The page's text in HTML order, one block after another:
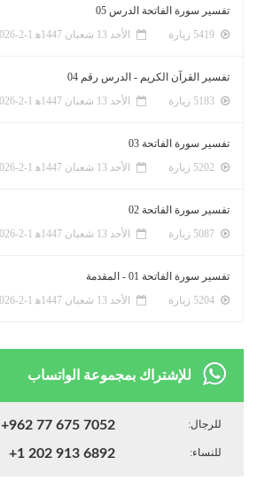
تفسير سورة الفاتحة الدرس 05
الأحد 13 شعبان 1447ﻫ 1-2-2026م
تفسير القرآن الكريم - الدرس رقم 04
الأحد 13 شعبان 1447ﻫ 1-2-2026م
تفسير سورة الفاتحة 03
الأحد 13 شعبان 1447ﻫ 1-2-2026م
تفسير سورة الفاتحة 02
الأحد 13 شعبان 1447ﻫ 1-2-2026م
تفسير سورة الفاتحة 01 - المقدمة
الأحد 13 شعبان 1447ﻫ 1-2-2026م
للإشتراك بمجموعة الواتساب
للرجال: +962 77 675 7052
للنساء: +1 202 913 6892